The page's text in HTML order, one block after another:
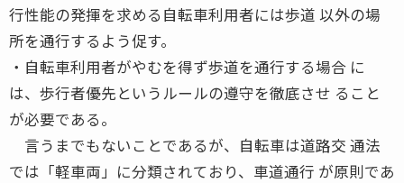
行性能の発揮を求める自転車利用者には歩道 以外の場
所を通行するよう促す。
・自転車利用者がやむを得ず歩道を通行する場合 に
は、歩行者優先というルールの遵守を徹底させ ること
が必要である。
言うまでもないことであるが、自転車は道路交 通法
では「軽車両」に分類されており、車道通行 が原則であ